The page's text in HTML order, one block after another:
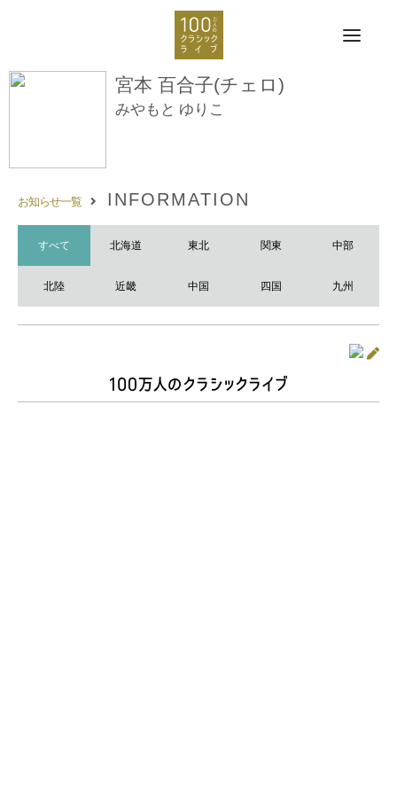
宮本 百合子(チェロ)
みやもと ゆりこ
お知らせ一覧 INFORMATION
すべて 北海道 東北 関東 中部
北陸 近畿 中国 四国 九州